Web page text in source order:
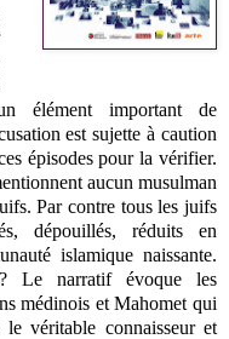
élément important de
est sujette à caution
épisodes pour la vérifier.
aucun musulman
Par contre tous les juifs
dépouillés, réduits en
islamique naissante.
Le narratif évoque les
médinois et Mahomet qui
véritable connaisseur et